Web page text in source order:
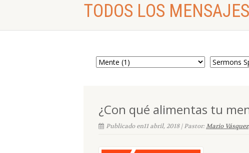
TODOS LOS
¿Con qué alimentas tu
Publicado en11 abril, 2018 | Pastor:Mario Vásquez